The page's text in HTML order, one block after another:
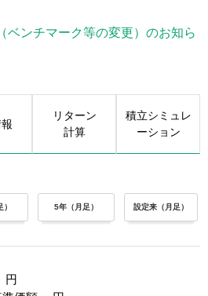
ベンチマーク等の変更）のお知ら
リターン
計算
積立シミュレ
ーション
5年（月足） 設定来（月足）
円